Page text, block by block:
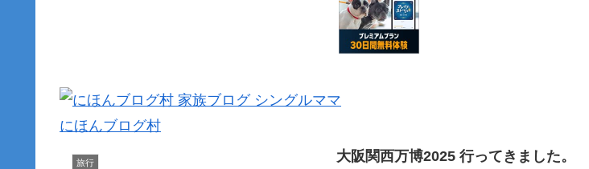
にほんブログ村
旅行 大阪関西万博2025 行ってきました。